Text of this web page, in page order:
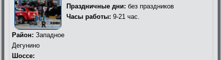
Праздничные дни: без праздников
Часы работы: 9-21 час.
Район: Западное
Дегунино
Шоссе: